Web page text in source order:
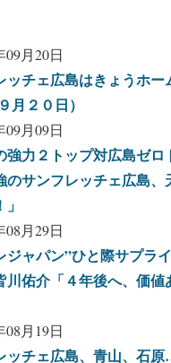
09月20日
ッチェ広島はきょうホー
月２０日）
09月09日
強力２トップ対広島ゼ
のサンフレッチェ広島、
08月29日
ジャパン”ひと際サプラ
川佑介「４年後へ、価
08月19日
ッチェ広島、青山、石